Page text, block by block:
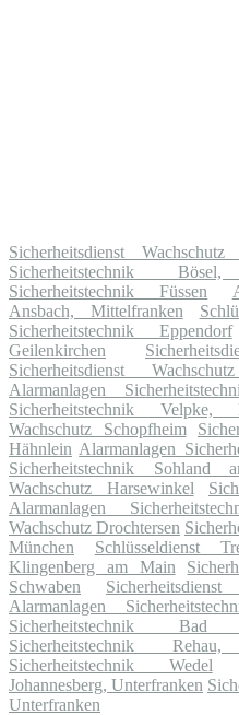
Sicherheitsdienst
Sicherheitstechnik
Sicherheitstechnik Füssen
Ansbach, Mittelfranken
Sicherheitstechnik Eppendorf
Geilenkirchen
Sicherheitsdienst
Alarmanlagen
Sicherheitstechnik Velpke,
Wachschutz Schopfheim
Hähnlein Alarmanlagen
Sicherheitstechnik Sohland
Wachschutz Harsewinkel
Alarmanlagen
Wachschutz Drochtersen
München
Schlüsseldienst
Klingenberg am Main
Schwaben
Alarmanlagen
Sicherheitstechnik Bad
Sicherheitstechnik Rehau,
Sicherheitstechnik Wedel
Johannesberg, Unterfranken
Unterfranken